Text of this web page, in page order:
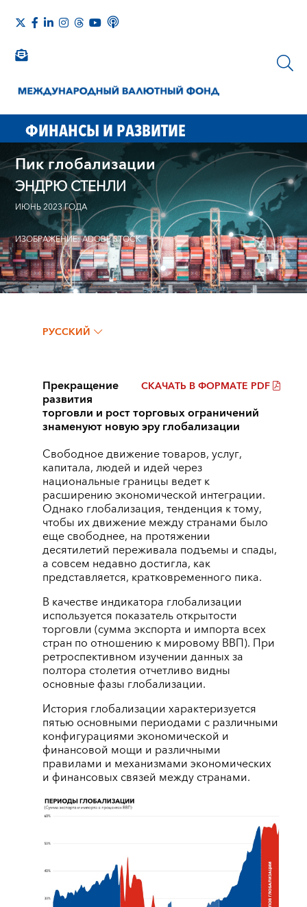
ФИНАНСЫ И РАЗВИТИЕ
Пик глобализации
ЭНДРЮ СТЕНЛИ
ИЮНЬ 2023 ГОДА
ИЗОБРАЖЕНИЕ: ADOBE STOCK
РУССКИЙ
СКАЧАТЬ В ФОРМАТЕ PDF
Прекращение
развития
торговли и рост торговых ограничений
знаменуют новую эру глобализации
Свободное движение товаров, услуг,
капитала, людей и идей через
национальные границы ведет к
расширению экономической интеграции.
Однако глобализация, тенденция к тому,
чтобы их движение между странами было
еще свободнее, на протяжении
десятилетий переживала подъемы и спады,
а совсем недавно достигла, как
представляется, кратковременного пика.
В качестве индикатора глобализации
используется показатель открытости
торговли (сумма экспорта и импорта всех
стран по отношению к мировому ВВП). При
ретроспективном изучении данных за
полтора столетия отчетливо видны
основные фазы глобализации.
История глобализации характеризуется
пятью основными периодами с различными
конфигурациями экономической и
финансовой мощи и различными
правилами и механизмами экономических
и финансовых связей между странами.